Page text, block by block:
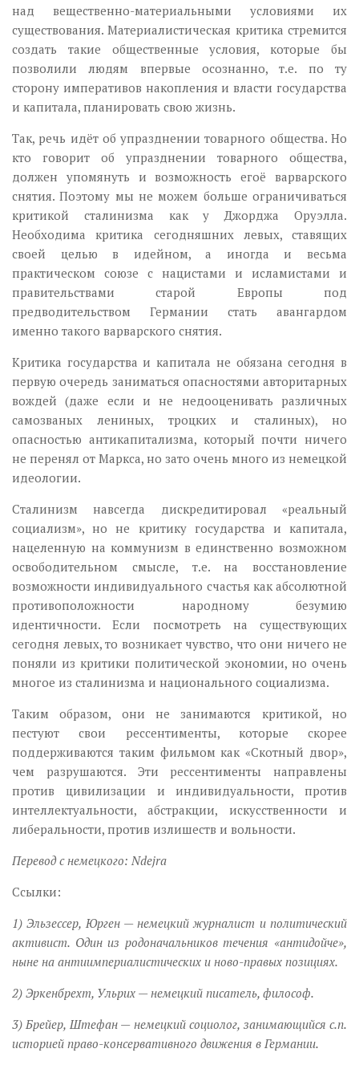
над вещественно-материальными условиями их
существования. Материалистическая критика стремится
создать такие общественные условия, которые бы
позволили людям впервые осознанно, т.е. по ту
сторону императивов накопления и власти государства
и капитала, планировать свою жизнь.
Так, речь идёт об упразднении товарного общества. Но
кто говорит об упразднении товарного общества,
должен упомянуть и возможность егоё варварского
снятия. Поэтому мы не можем больше ограничиваться
критикой сталинизма как у Джорджа Оруэлла.
Необходима критика сегодняшних левых, ставящих
своей целью в идейном, а иногда и весьма
практическом союзе с нацистами и исламистами и
правительствами старой Европы под
предводительством Германии стать авангардом
именно такого варварского снятия.
Критика государства и капитала не обязана сегодня в
первую очередь заниматься опасностями авторитарных
вождей (даже если и не недооценивать различных
самозваных лениных, троцких и сталиных), но
опасностью антикапитализма, который почти ничего
не перенял от Маркса, но зато очень много из немецкой
идеологии.
Сталинизм навсегда дискредитировал «реальный
социализм», но не критику государства и капитала,
нацеленную на коммунизм в единственно возможном
освободительном смысле, т.е. на восстановление
возможности индивидуального счастья как абсолютной
противоположности народному безумию
идентичности. Если посмотреть на существующих
сегодня левых, то возникает чувство, что они ничего не
поняли из критики политической экономии, но очень
многое из сталинизма и национального социализма.
Таким образом, они не занимаются критикой, но
пестуют свои рессентименты, которые скорее
поддерживаются таким фильмом как «Скотный двор»,
чем разрушаются. Эти рессентименты направлены
против цивилизации и индивидуальности, против
интеллектуальности, абстракции, искусственности и
либеральности, против излишеств и вольности.
Перевод с немецкого: Ndejra
Ссылки:
1) Эльзессер, Юрген — немецкий журналист и политический
активист. Один из родоначальников течения «антидойче»,
ныне на антиимпериалистических и ново-правых позициях.
2) Эркенбрехт, Ульрих — немецкий писатель, философ.
3) Брейер, Штефан — немецкий социолог, занимающийся с.п.
историей право-консервативного движения в Германии.